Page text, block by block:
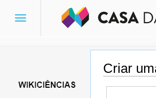
Criar
Ir para:
Toggle